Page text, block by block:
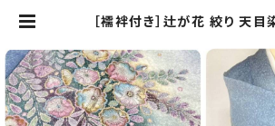
［襦袢付き］辻が花 絞り 天目
1413 | kimono Re:和
ore] キモノリワ 着物